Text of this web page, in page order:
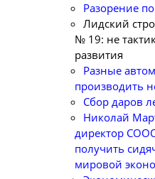
Разорение
Лидский
№ 19: не
развития
Разные
производить
Сбор даров
Николай
директор
получить
мировой